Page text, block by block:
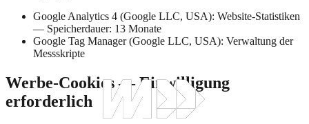
Google Analytics 4 (Google LLC, USA): Website-Statistiken
— Speicherdauer: 13 Monate
Google Tag Manager (Google LLC, USA): Verwaltung der
Messskripte
Werbe-Cookies — Einwilligung
erforderlich